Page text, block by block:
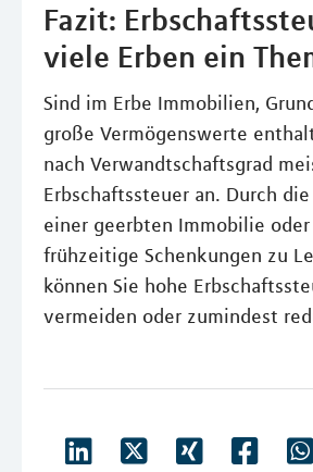
Fazit:
viele Erben ein
Sind im Erbe Immobilien,
große Vermögenswerte
nach Verwandtschaftsgrad
Erbschaftssteuer an. Durch
einer geerbten Immobilie oder
frühzeitige Schenkungen zu
können Sie hohe
vermeiden oder zumindest